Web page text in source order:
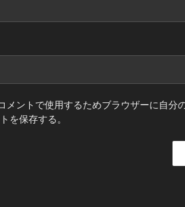
メントで使用するためブラウザーに自分
を保存する。